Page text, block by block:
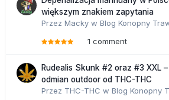
większym znakiem zapytania
Przez Macky w Blog Konopny
1 comment
Rudealis Skunk #2 oraz #3 XXL
odmian outdoor od THC-THC
Przez THC-THC w Blog Konopny